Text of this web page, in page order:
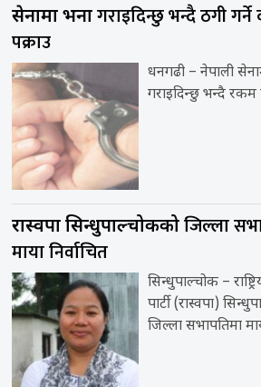
सेनामा भर्नागराइदिन्छु भन्दै ठगी गर्ने
पक्राउ
धनगढी – नेपाली
गराइदिन्छु भन्दै रकम
रास्वपा सिन्धुपाल्चोककोजिल्ला
माया निर्वाचित
सिन्धुपाल्चोक –
पार्टी (रास्वपा)
जिल्ला सभापतिमा